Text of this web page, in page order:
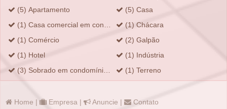
(5) Apartamento
(5) Casa
(1) Casa comercial em condomínio fechado
(1) Chácara
(1) Comércio
(2) Galpão
(1) Hotel
(1) Indústria
(3) Sobrado em condomínio fechado(1) Terreno
Home | Empresa | Anuncie | Contato